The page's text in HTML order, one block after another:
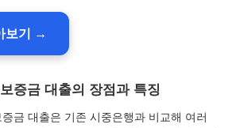
보기 →
증금 대출의 장점과 특징
금 대출은 기존 시중은행과 비교해 여러